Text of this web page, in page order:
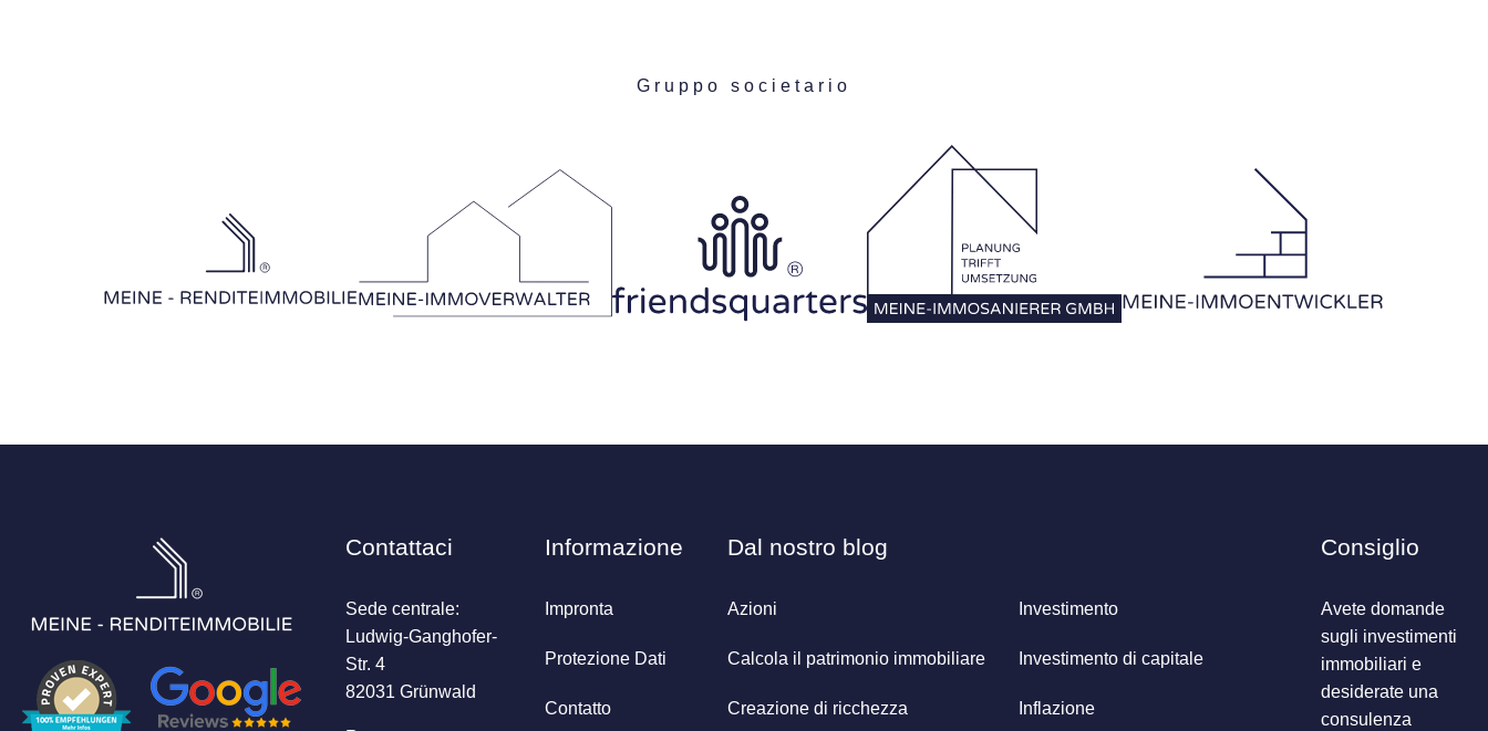
Gruppo societario
Contattaci
Sede centrale:
Ludwig-Ganghofer-
Str. 4
82031 Grünwald
Informazione
Impronta
Protezione Dati
Contatto
Dal nostro blog
Azioni
Calcola il patrimonio immobiliare
Creazione di ricchezza
Investimento
Investimento di capitale
Inflazione
Consiglio
Avete domande
sugli investimenti
immobiliari e
desiderate una
consulenza